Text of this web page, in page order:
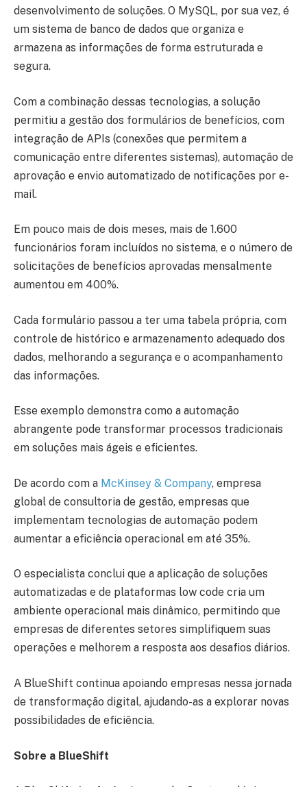
desenvolvimento de soluções. O MySQL, por sua vez, é
um sistema de banco de dados que organiza e
armazena as informações de forma estruturada e
segura.
Com a combinação dessas tecnologias, a solução
permitiu a gestão dos formulários de benefícios, com
integração de APIs (conexões que permitem a
comunicação entre diferentes sistemas), automação de
aprovação e envio automatizado de notificações por e-
mail.
Em pouco mais de dois meses, mais de 1.600
funcionários foram incluídos no sistema, e o número de
solicitações de benefícios aprovadas mensalmente
aumentou em 400%.
Cada formulário passou a ter uma tabela própria, com
controle de histórico e armazenamento adequado dos
dados, melhorando a segurança e o acompanhamento
das informações.
Esse exemplo demonstra como a automação
abrangente pode transformar processos tradicionais
em soluções mais ágeis e eficientes.
De acordo com a McKinsey & Company, empresa
global de consultoria de gestão, empresas que
implementam tecnologias de automação podem
aumentar a eficiência operacional em até 35%.
O especialista conclui que a aplicação de soluções
automatizadas e de plataformas low code cria um
ambiente operacional mais dinâmico, permitindo que
empresas de diferentes setores simplifiquem suas
operações e melhorem a resposta aos desafios diários.
A BlueShift continua apoiando empresas nessa jornada
de transformação digital, ajudando-as a explorar novas
possibilidades de eficiência.
Sobre a BlueShift